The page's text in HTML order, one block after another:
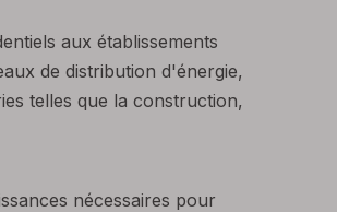
aux établissements
de distribution d'énergie,
telles que la construction,
nécessaires pour